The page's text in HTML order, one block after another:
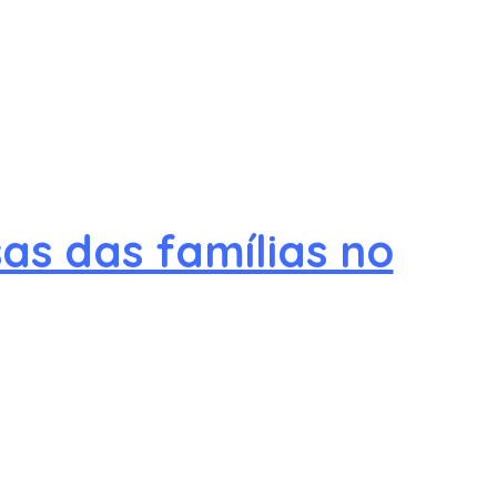
das famílias no